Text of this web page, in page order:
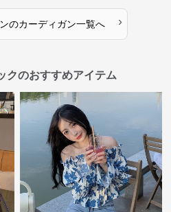
のカーディガン一覧へ ›
クのおすすめアイテム